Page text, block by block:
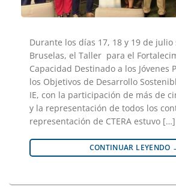
Durante los días 17, 18 y 19 de julio
Bruselas, el Taller para el
Capacidad Destinado a los Jóvenes
los Objetivos de Desarrollo
IE, con la participación de más de
y la representación de todos los
representación de CTERA estuvo […]
CONTINUAR LEYENDO